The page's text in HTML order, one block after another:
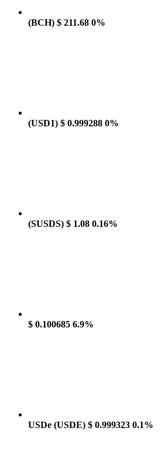
(BCH) $ 211.68 0%
(USD1) $ 0.999288 0%
(SUSDS) $ 1.08 0.16%
$ 0.100685 6.9%
USDe (USDE) $ 0.999323 0.1%